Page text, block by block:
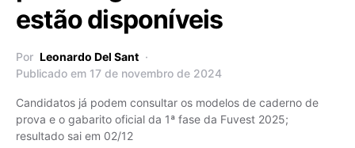
estão disponíveis
Por Leonardo Del Sant
Publicado em 17 de novembro de 2024
Candidatos já podem consultar os modelos de caderno de
prova e o gabarito oficial da 1ª fase da Fuvest 2025;
resultado sai em 02/12